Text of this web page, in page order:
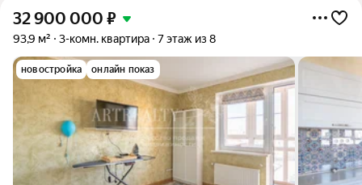
32 900 000 ₽
93,9 м² 3-комн. квартира 7 этаж из 8
новостройка онлайн показ